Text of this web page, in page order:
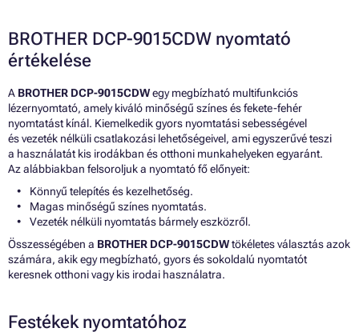
BROTHER DCP-9015CDW nyomtató
értékelése
A BROTHER DCP-9015CDWegy megbízható multifunkciós
lézernyomtató, amely kiváló minőségű színes és fekete-fehér
nyomtatást kínál. Kiemelkedik gyors nyomtatási sebességével
és vezeték nélküli csatlakozási lehetőségeivel, ami egyszerűvé teszi
a használatát kis irodákban és otthoni munkahelyeken egyaránt.
Az alábbiakban felsoroljuk a nyomtató fő előnyeit:
Könnyű telepítés és kezelhetőség.
Magas minőségű színes nyomtatás.
Vezeték nélküli nyomtatás bármely eszközről.
Összességében a BROTHER DCP-9015CDWtökéletes választás azok
számára, akik egy megbízható, gyors és sokoldalú nyomtatót
keresnek otthoni vagy kis irodai használatra.
Festékek nyomtatóhoz